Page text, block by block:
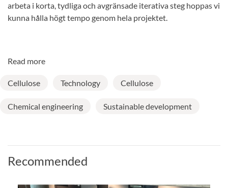
arbeta i korta, tydliga och avgränsade iterativa steg hoppas vi
kunna hålla högt tempo genom hela projektet.
Read more
Cellulose Technology Cellulose
Chemical engineering Sustainable development
Recommended